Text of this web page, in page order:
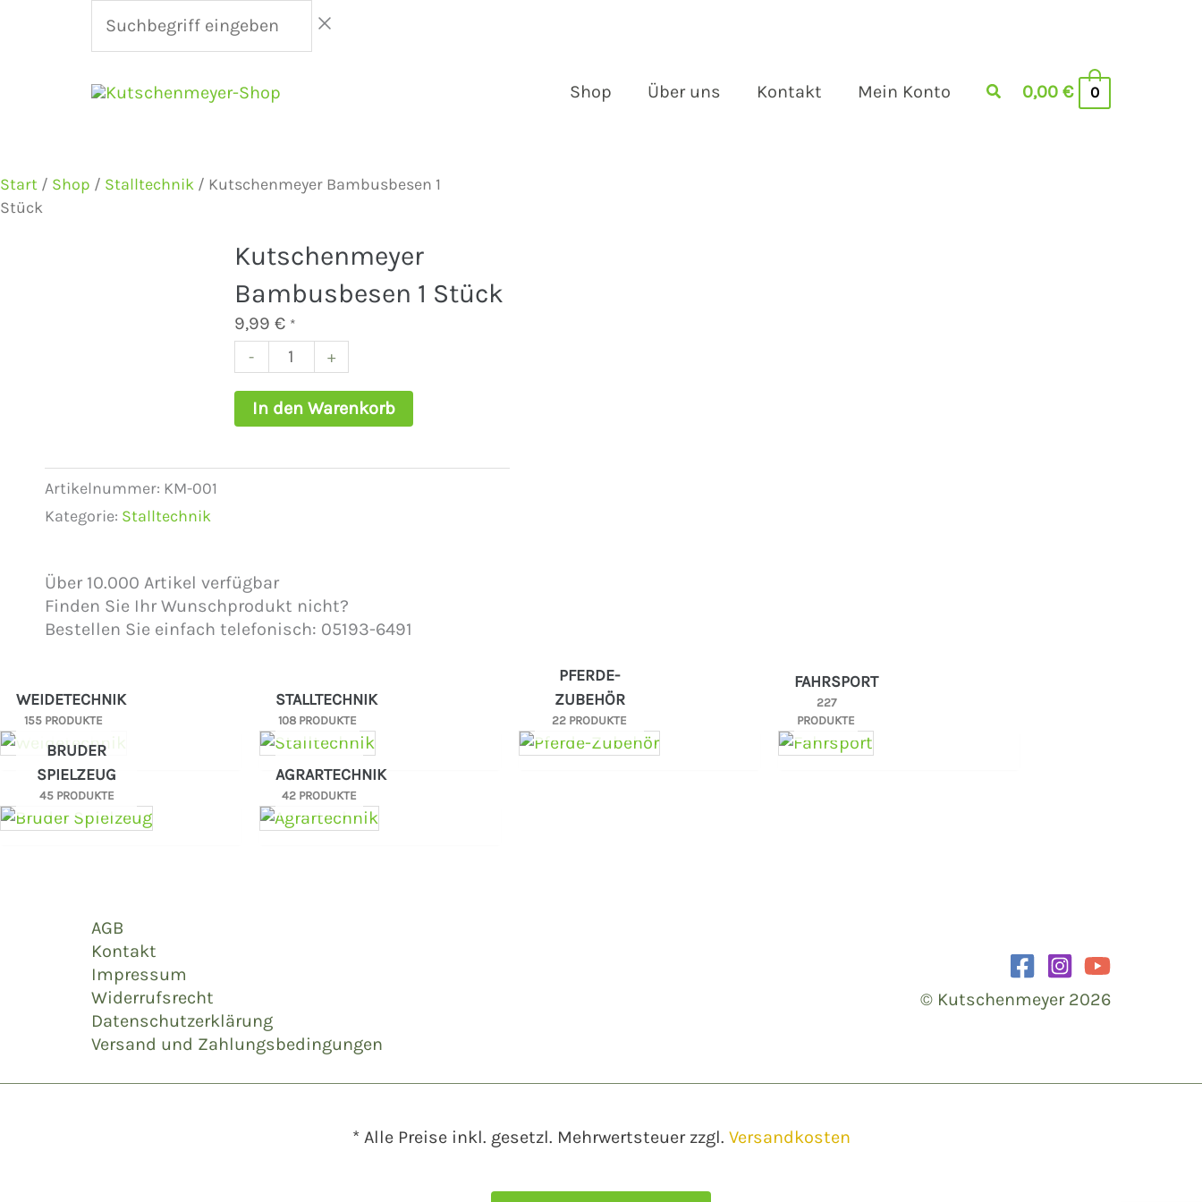
eingeben
Shop Über uns Kontakt Mein Konto 0,00 € 0
Start / Shop / Stalltechnik / Kutschenmeyer Bambusbesen 1
Stück
Kutschenmeyer
Bambusbesen 1 Stück
9,99 € *
-
1
+
In den Warenkorb
Artikelnummer: KM-001
Kategorie: Stalltechnik
Über 10.000 Artikel verfügbar
Finden Sie Ihr Wunschprodukt nicht?
Bestellen Sie einfach telefonisch: 05193-6491
WEIDETECHNIK
155 PRODUKTE
STALLTECHNIK
108 PRODUKTE
PFERDE-
ZUBEHÖR
22 PRODUKTE
FAHRSPORT
227
PRODUKTE
BRUDER
SPIELZEUG
45 PRODUKTE
AGRARTECHNIK
42 PRODUKTE
AGB
Kontakt
Impressum
Widerrufsrecht
Datenschutzerklärung
Versand und Zahlungsbedingungen
© Kutschenmeyer 2026
* Alle Preise inkl. gesetzl. Mehrwertsteuer zzgl. Versandkosten